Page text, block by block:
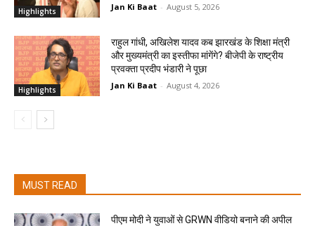
Highlights Jan Ki Baat - August 5, 2026
Highlights
राहुल गांधी, अखिलेश यादव कब झारखंड के शिक्षा मंत्री
और मुख्यमंत्री का इस्तीफा मांगेंगे? बीजेपी के राष्ट्रीय
प्रवक्ता प्रदीप भंडारी ने पूछा
Jan Ki Baat - August 4, 2026
MUST READ
पीएम मोदी ने युवाओं से GRWN वीडियो बनाने की अपील